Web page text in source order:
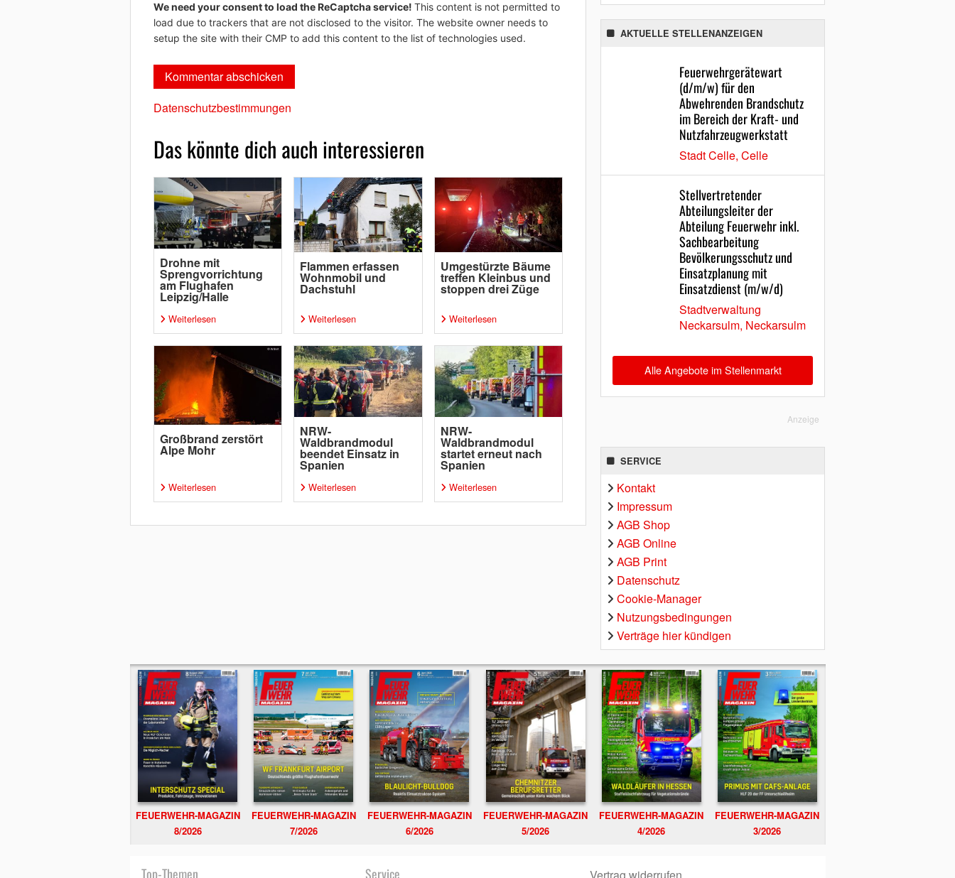
We need your consent to load the ReCaptcha service! This content is not permitted to
load due to trackers that are not disclosed to the visitor. The website owner needs to
setup the site with their CMP to add this content to the list of technologies used.
Datenschutzbestimmungen
Das könnte dich auch interessieren
Drohne mit
Sprengvorrichtung
am Flughafen
Leipzig/Halle
Weiterlesen
Flammen erfassen
Wohnmobil und
Dachstuhl
Weiterlesen
Umgestürzte Bäume
treffen Kleinbus und
stoppen drei Züge
Weiterlesen
Großbrand zerstört
Alpe Mohr
Weiterlesen
NRW-
Waldbrandmodul
beendet Einsatz in
Spanien
Weiterlesen
NRW-
Waldbrandmodul
startet erneut nach
Spanien
Weiterlesen
AKTUELLE STELLENANZEIGEN
Feuerwehrgerätewart
(d/m/w) für den
Abwehrenden Brandschutz
im Bereich der Kraft- und
Nutzfahrzeugwerkstatt
Stadt Celle, Celle
Stellvertretender
Abteilungsleiter der
Abteilung Feuerwehr inkl.
Sachbearbeitung
Bevölkerungsschutz und
Einsatzplanung mit
Einsatzdienst (m/w/d)
Stadtverwaltung
Neckarsulm, Neckarsulm
Alle Angebote im Stellenmarkt
Anzeige
SERVICE
Kontakt
Impressum
AGB Shop
AGB Online
AGB Print
Datenschutz
Cookie-Manager
Nutzungsbedingungen
Verträge hier kündigen
FEUERWEHR-MAGAZIN
8/2026
FEUERWEHR-MAGAZIN
7/2026
FEUERWEHR-MAGAZIN
6/2026
FEUERWEHR-MAGAZIN
5/2026
FEUERWEHR-MAGAZIN
4/2026
FEUERWEHR-MAGAZIN
3/2026
Top-Themen Service